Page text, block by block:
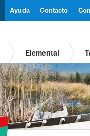
Contacto
Ayuda
Elemental